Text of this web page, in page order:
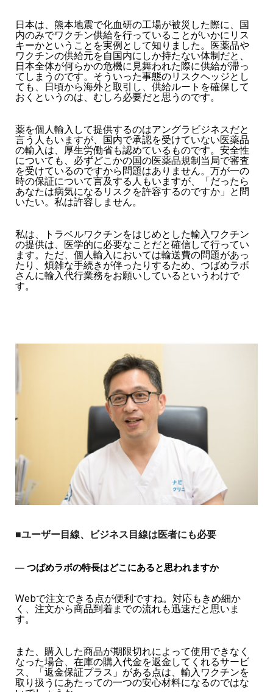
日本は、熊本地震で化血研の工場が被災した際に、国
内のみでワクチン供給を行っていることがいかにリス
キーかということを実例として知りました。医薬品や
ワクチンの供給元を自国内にしか持たない体制だと、
日本全体が何らかの危機に見舞われた際に供給が滞っ
てしまうのです。そういった事態のリスクヘッジとし
ても、日頃から海外と取引し、供給ルートを確保して
おくというのは、むしろ必要だと思うのです。
薬を個人輸入して提供するのはアングラビジネスだと
言う人もいますが、国内で承認を受けていない医薬品
の輸入は、厚生労働省も認めているものです。安全性
についても、必ずどこかの国の医薬品規制当局で審査
を受けているのですから問題はありません。万が一の
時の保証について言及する人もいますが、「だったら
あなたは病気になるリスクを許容するのですか」と問
いたい。私は許容しません。
私は、トラベルワクチンをはじめとした輸入ワクチン
の提供は、医学的に必要なことだと確信して行ってい
ます。ただ、個人輸入においては輸送費の問題があっ
たり、煩雑な手続きが伴ったりするため、つばめラボ
さんに輸入代行業務をお願いしているというわけで
す。
■ユーザー目線、ビジネス目線は医者にも必要
― つばめラボの特長はどこにあると思われますか
Webで注文できる点が便利ですね。対応もきめ細か
く、注文から商品到着までの流れも迅速だと思いま
す。
また、購入した商品が期限切れによって使用できなく
なった場合、在庫の購入代金を返金してくれるサービ
ス、「返金保証プラス」がある点は、輸入ワクチンを
取り扱うにあたっての一つの安心材料になるのではな